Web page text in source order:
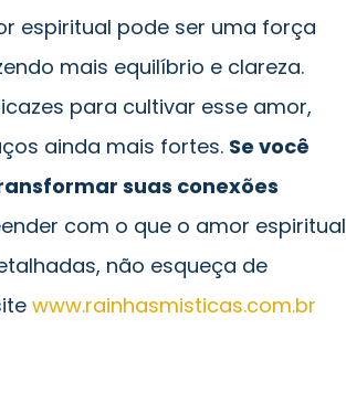
espiritual pode ser uma força
mais equilíbrio e clareza.
para cultivar esse amor,
ainda mais fortes. Se você
suas conexões
com o que o amor espiritual
não esqueça de
www.rainhasmisticas.com.br